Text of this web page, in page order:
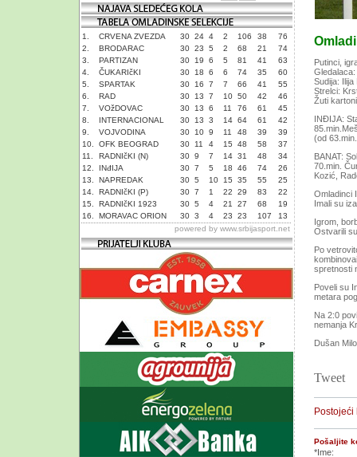
1. CRVENA ZVEZDA 30 24 4 2 106 38
76
2.
BRODARAC 30 23 5 2 68 21
74
3.
PARTIZAN 30 19 6 5 81 41
63
4.
ČUKARIčKI 30 18 6 6 74 35
60
5.
SPARTAK 30 16 7 7 66 41
55
6.
RAD 30 13 7 10 50 42
46
7.
VOžDOVAC 30 13 6 11 76 61
45
8.
INTERNACIONAL 30 13 3 14 64 61
42
9.
VOJVODINA 30 10 9 11 48 39
39
10.
OFK BEOGRAD 30 11 4 15 48 58
37
11.
RADNIčKI (N) 30 9 7 14 31 48
34
12.
INđIJA 30 7 5 18 46 74
26
13.
NAPREDAK 30 5 10 15 35 55
25
14.
RADNIčKI (P) 30 7 1 22 29 83
22
15.
RADNIčKI 1923 30 5 4 21 27 68
19
16.
MORAVAC ORION 30 3 4 23 23 107
13
powered by www.srbijasport.net
Putinci,
Gledalaca:
Sudija:
Strelci:
Žuti
INĐIJA:
(od
BANAT:
70.min.
Kozić,
Omladinci
Imali su
Igrom,
Ostvarili
Po
spretnosti
Poveli su
metara
Na 2:0
nemanja
Dušan
Tweet
Postojeći
Pošaljite
*Ime: